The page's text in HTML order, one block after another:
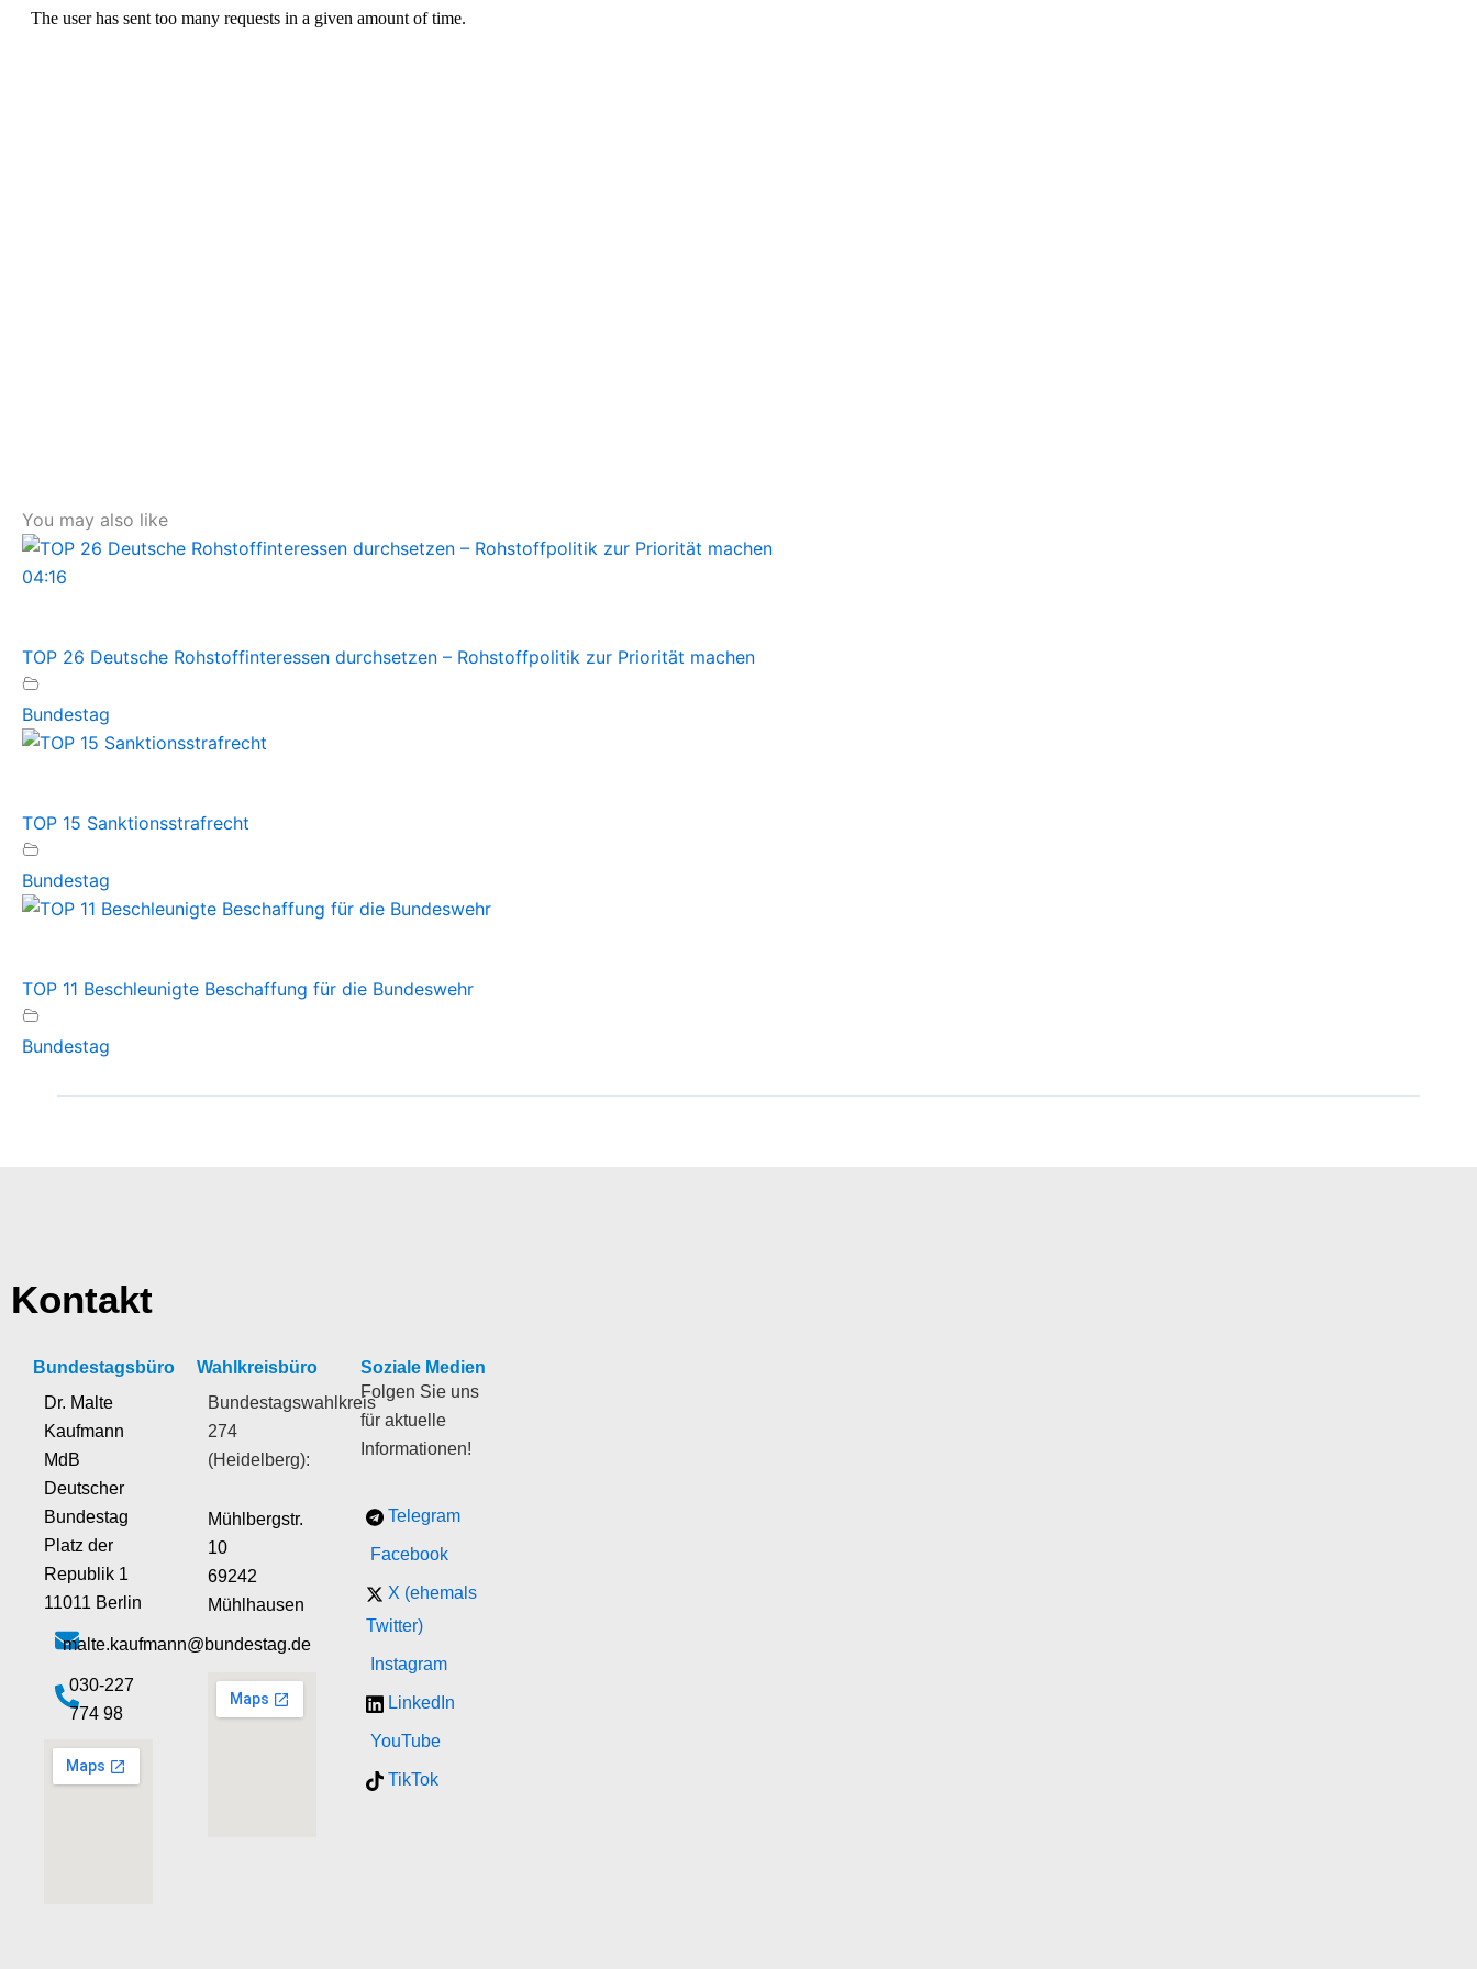
You may also like
04:16
TOP 26 Deutsche Rohstoffinteressen durchsetzen – Rohstoffpolitik zur Priorität machen
Bundestag
TOP 15 Sanktionsstrafrecht
Bundestag
TOP 11 Beschleunigte Beschaffung für die Bundeswehr
Bundestag
Kontakt
Bundestagsbüro
Dr. Malte
Kaufmann
MdB
Deutscher
Bundestag
Platz der
Republik 1
11011 Berlin
malte.kaufmann@bundestag.de
‭030-227
774 98‬
Wahlkreisbüro
Bundestagswahlkreis
274
(Heidelberg):
Mühlbergstr.
10
69242
Mühlhausen
Soziale Medien
Folgen Sie uns
für aktuelle
Informationen!
Telegram
Facebook
X (ehemals
Twitter)
Instagram
LinkedIn
YouTube
TikTok